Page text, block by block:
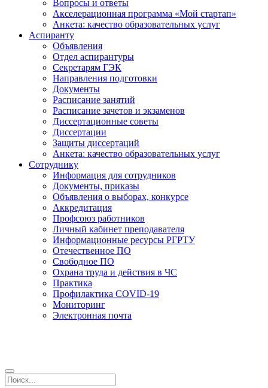
Вопросы и ответы
Акселерационная программа «Мой стартап»
Анкета: качество образовательных услуг
Аспиранту
Объявления
Отдел аспирантуры
Секретарям ГЭК
Направления подготовки
Документы
Расписание занятий
Расписание зачетов и экзаменов
Диссертационные советы
Диссертации
Защиты диссертаций
Анкета: качество образовательных услуг
Сотруднику
Информация для сотрудников
Документы, приказы
Объявления о выборах, конкурсе
Аккредитация
Профсоюз работников
Личный кабинет преподавателя
Информационные ресурсы РГРТУ
Отечественное ПО
Свободное ПО
Охрана труда и действия в ЧС
Практика
Профилактика COVID-19
Мониторинг
Электронная почта